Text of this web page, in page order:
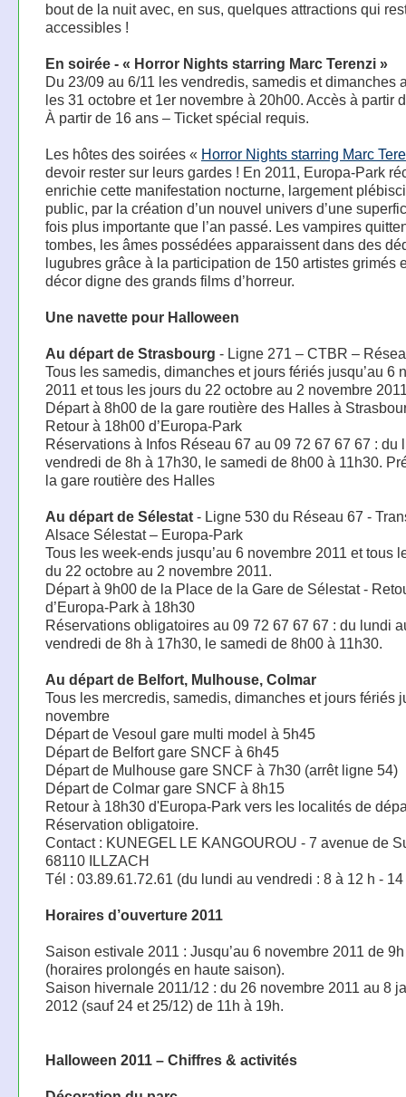
bout de la nuit avec, en sus, quelques attractions qui
accessibles !
En soirée - « Horror Nights starring Marc Terenzi »
Du 23/09 au 6/11 les vendredis, samedis et dimanches
les 31 octobre et 1er novembre à 20h00. Accès à partir
À partir de 16 ans – Ticket spécial requis.
Les hôtes des soirées « Horror Nights starring Marc
devoir rester sur leurs gardes ! En 2011, Europa-Park
enrichie cette manifestation nocturne, largement
public, par la création d’un nouvel univers d’une
fois plus importante que l’an passé. Les vampires
tombes, les âmes possédées apparaissent dans des
lugubres grâce à la participation de 150 artistes grimés
décor digne des grands films d’horreur.
Une navette pour Halloween
Au départ de Strasbourg - Ligne 271 – CTBR –
Tous les samedis, dimanches et jours fériés jusqu’au 6
2011 et tous les jours du 22 octobre au 2 novembre
Départ à 8h00 de la gare routière des Halles à
Retour à 18h00 d’Europa-Park
Réservations à Infos Réseau 67 au 09 72 67 67 67 : du
vendredi de 8h à 17h30, le samedi de 8h00 à 11h30.
la gare routière des Halles
Au départ de Sélestat- Ligne 530 du Réseau 67 -
Alsace Sélestat – Europa-Park
Tous les week-ends jusqu’au 6 novembre 2011 et tous
du 22 octobre au 2 novembre 2011.
Départ à 9h00 de la Place de la Gare de Sélestat -
d’Europa-Park à 18h30
Réservations obligatoires au 09 72 67 67 67 : du lundi
vendredi de 8h à 17h30, le samedi de 8h00 à 11h30.
Au départ de Belfort, Mulhouse, Colmar
Tous les mercredis, samedis, dimanches et jours fériés
novembre
Départ de Vesoul gare multi model à 5h45
Départ de Belfort gare SNCF à 6h45
Départ de Mulhouse gare SNCF à 7h30 (arrêt ligne 54)
Départ de Colmar gare SNCF à 8h15
Retour à 18h30 d'Europa-Park vers les localités de
Réservation obligatoire.
Contact : KUNEGEL LE KANGOUROU - 7 avenue de
68110 ILLZACH
Tél : 03.89.61.72.61 (du lundi au vendredi : 8 à 12 h -
Horaires d’ouverture 2011
Saison estivale 2011 : Jusqu’au 6 novembre 2011 de
(horaires prolongés en haute saison).
Saison hivernale 2011/12 : du 26 novembre 2011 au 8
2012 (sauf 24 et 25/12) de 11h à 19h.
Halloween 2011 – Chiffres & activités